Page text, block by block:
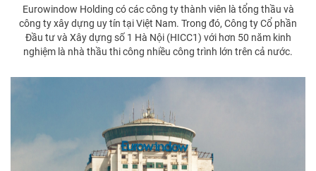
Eurowindow Holding có các công ty thành viên là tổng thầu và
công ty xây dựng uy tín tại Việt Nam. Trong đó, Công ty Cổ phần
Đầu tư và Xây dựng số 1 Hà Nội (HICC1) với hơn 50 năm kinh
nghiệm là nhà thầu thi công nhiều công trình lớn trên cả nước.